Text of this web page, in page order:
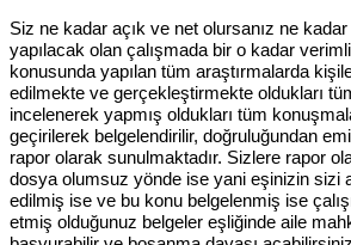
Siz ne kadar açık ve net olursanız ne
yapılacak olan çalışmada bir o kadar
konusunda yapılan tüm araştırmalarda
edilmekte ve gerçekleştirmekte oldukları
incelenerek yapmış oldukları tüm
geçirilerek belgelendirilir, doğruluğundan
rapor olarak sunulmaktadır. Sizlere rapor
dosya olumsuz yönde ise yani eşinizin sizi
edilmiş ise ve bu konu belgelenmiş ise
etmiş olduğunuz belgeler eşliğinde aile